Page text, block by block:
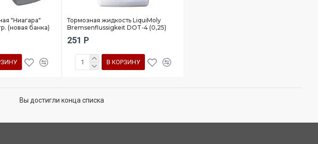
"Ниагара"
(новая банка)
Тормозная жидкость LiquiMoly
Bremsenflussigkeit DOT-4 (0,25)
251 Р
В КОРЗИНУ
Вы достигли конца списка